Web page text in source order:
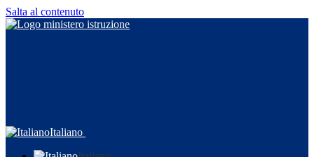
Salta al contenuto
Italiano